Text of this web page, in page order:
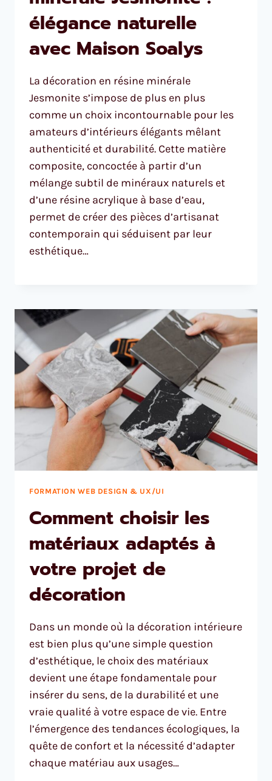
élégance naturelle
avec Maison Soalys
La décoration en résine minérale
Jesmonite s’impose de plus en plus
comme un choix incontournable pour les
amateurs d’intérieurs élégants mêlant
authenticité et durabilité. Cette matière
composite, concoctée à partir d’un
mélange subtil de minéraux naturels et
d’une résine acrylique à base d’eau,
permet de créer des pièces d’artisanat
contemporain qui séduisent par leur
esthétique…
FORMATION WEB DESIGN & UX/UI
Comment choisir les
matériaux adaptés à
votre projet de
décoration
Dans un monde où la décoration intérieure
est bien plus qu’une simple question
d’esthétique, le choix des matériaux
devient une étape fondamentale pour
insérer du sens, de la durabilité et une
vraie qualité à votre espace de vie. Entre
l’émergence des tendances écologiques, la
quête de confort et la nécessité d’adapter
chaque matériau aux usages…